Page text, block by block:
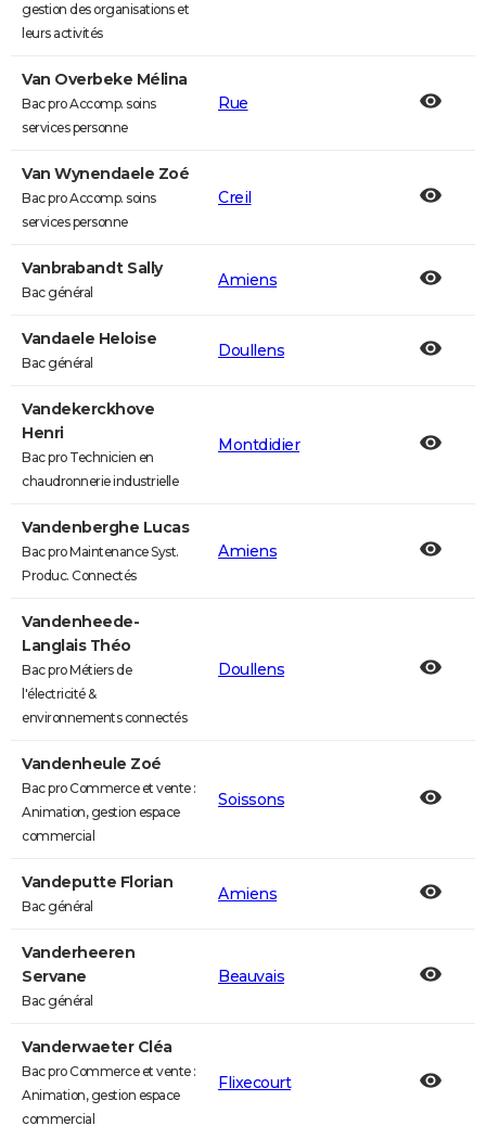
gestion des organisations et
leurs activités
Van Overbeke Mélina
Bac pro Accomp. soins
services personne
Rue
Van Wynendaele Zoé
Bac pro Accomp. soins
services personne
Creil
Vanbrabandt Sally
Bac général
Amiens
Vandaele Heloise
Bac général
Doullens
Vandekerckhove
Henri
Bac pro Technicien en
chaudronnerie industrielle
Montdidier
Vandenberghe Lucas
Bac pro Maintenance Syst.
Produc. Connectés
Amiens
Vandenheede-
Langlais Théo
Bac pro Métiers de
l'électricité &
environnements connectés
Doullens
Vandenheule Zoé
Bac pro Commerce et vente :
Animation, gestion espace
commercial
Soissons
Vandeputte Florian
Bac général
Amiens
Vanderheeren
Servane
Bac général
Beauvais
Vanderwaeter Cléa
Bac pro Commerce et vente :
Animation, gestion espace
commercial
Flixecourt